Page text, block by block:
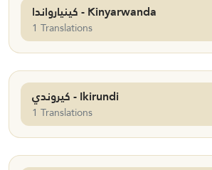
كينيارواندا - Kinyarwanda
1 Translations
كيروندي - Ikirundi
1 Translations